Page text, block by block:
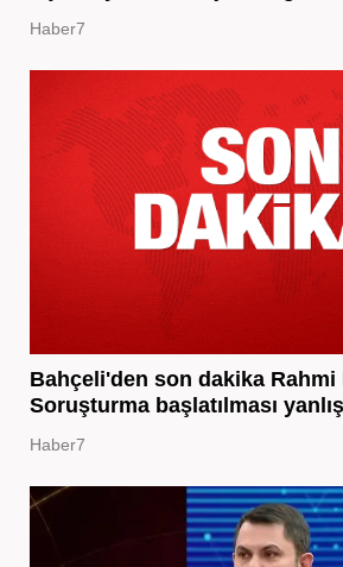
Haber7
Bahçeli'den son dakika Rahmi
Soruşturma başlatılması
Haber7